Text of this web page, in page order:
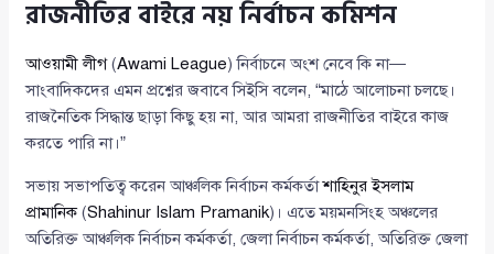
রাজনীতির বাইরে নয় নির্বাচন কমিশন
আওয়ামী লীগ(Awami League) নির্বাচনে অংশ নেবে কি না—
সাংবাদিকদের এমন প্রশ্নের জবাবে সিইসি বলেন, “মাঠে আলোচনা চলছে।
রাজনৈতিক সিদ্ধান্ত ছাড়া কিছু হয় না, আর আমরা রাজনীতির বাইরে কাজ
করতে পারি না।”
সভায় সভাপতিত্ব করেন আঞ্চলিক নির্বাচন কর্মকর্তাশাহিনুর ইসলাম
প্রামানিক(Shahinur Islam Pramanik)। এতে ময়মনসিংহ অঞ্চলের
অতিরিক্ত আঞ্চলিক নির্বাচন কর্মকর্তা, জেলা নির্বাচন কর্মকর্তা, অতিরিক্ত জেলা